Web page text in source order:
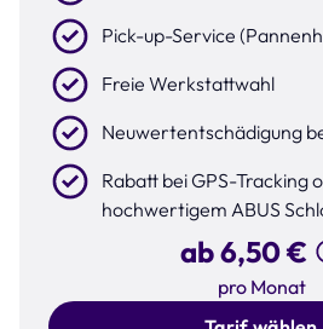
Pick-up-Service
Freie Werkstattwahl
Neuwertentschädigung
Rabatt bei GPS-Tracking
hochwertigem ABUS
ab 6,50 €
pro Monat